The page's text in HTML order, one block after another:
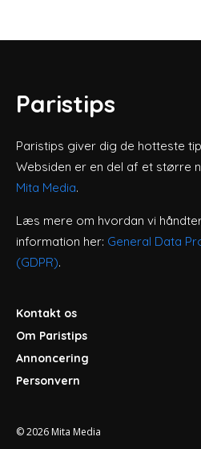
Paristips
Paristips giver dig de hotteste
Websiden er en del af et større
Mita Media.
Læs mere om hvordan vi
information her: General Data
(GDPR).
Kontakt os
Om Paristips
Annoncering
Personvern
© 2026 Mita Media